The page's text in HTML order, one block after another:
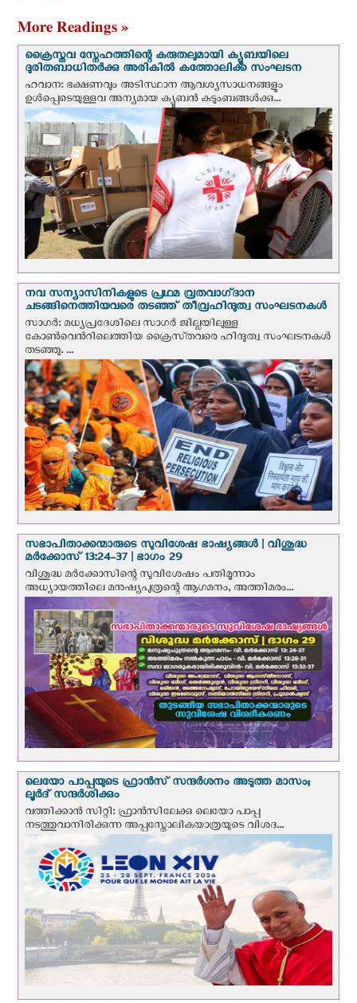
More Readings »
ക്രൈസ്തവ സ്നേഹത്തിന്റെ കരുതലുമായി ക്യൂബയിലെ
ദുരിതബാധിതർക്കു അരികിൽ കത്തോലിക്ക സംഘടന
ഹവാന: ഭക്ഷണവും അടിസ്ഥാന ആവശ്യസാധനങ്ങളും
ഉള്‍പ്പെടെയുള്ളവ അന്യമായ ക്യൂബൻ കുടുംബങ്ങൾക്കു...
നവ സന്യാസിനികളുടെ പ്രഥമ വ്രതവാഗ്‌ദാന
ചടങ്ങിനെത്തിയവരെ തടഞ്ഞ് തീവ്രഹിന്ദുത്വ സംഘടനകള്‍
സാഗർ: മധ്യപ്രദേശിലെ സാഗർ ജില്ലയിലുള്ള
കോൺവെന്‍റിലെത്തിയ ക്രൈസ്‌തവരെ ഹിന്ദുത്വ സംഘടനകൾ
തടഞ്ഞു. ...
സഭാപിതാക്കന്മാരുടെ സുവിശേഷ ഭാഷ്യങ്ങള്‍ | വിശുദ്ധ
മര്‍ക്കോസ് 13:24-37 | ഭാഗം 29
വിശുദ്ധ മര്‍ക്കോസിന്റെ സുവിശേഷം പതിമൂന്നാം
അധ്യായത്തിലെ മനുഷ്യപുത്രന്റെ ആഗമനം, അത്തിമരം...
ലെയോ പാപ്പയുടെ ഫ്രാന്‍സ് സന്ദര്‍ശനം അടുത്ത മാസം;
ലൂര്‍ദ് സന്ദര്‍ശിക്കും
വത്തിക്കാന്‍ സിറ്റി: ഫ്രാൻസിലേക്കു ലെയോ പാപ്പ
നടത്തുവാനിരിക്കുന്ന അപ്പസ്തോലികയാത്രയുടെ വിശദ...